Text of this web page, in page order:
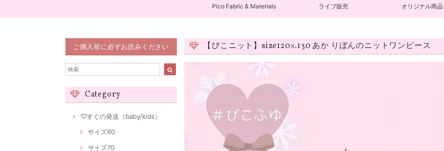
Pico Fabric & Materials ライブ販売 オリジナル商品
ご購入前に必ずお読みください
Category
♡すぐの発送（baby/kids）
サイズ60
サイズ70
【ぴこニット】size120×.130 あか りぼんのニットワンピース